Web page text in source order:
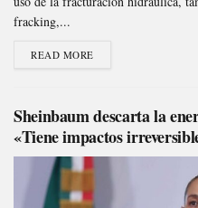
fracking,...
READ MORE
Sheinbaum descarta la
«Tiene impactos